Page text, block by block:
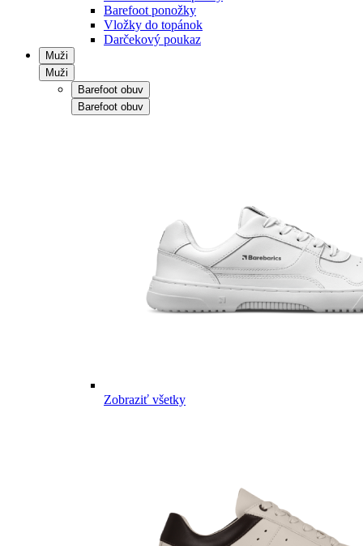
Barefoot ponožky
Vložky do topánok
Darčekový poukaz
Muži
Muži
Barefoot obuv
Barefoot obuv
Zobraziť všetky